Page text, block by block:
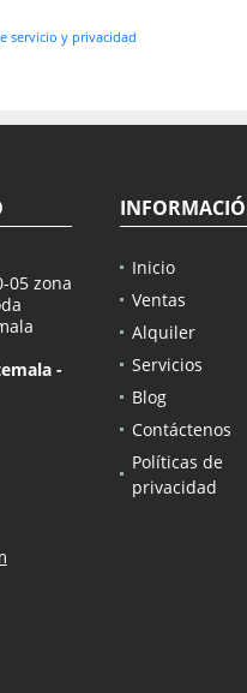
servicio y privacidad
05 zona
-
Inicio
Ventas
Alquiler
Servicios
Blog
Contáctenos
Políticas de
privacidad